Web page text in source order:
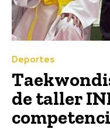
Deportes
de taller